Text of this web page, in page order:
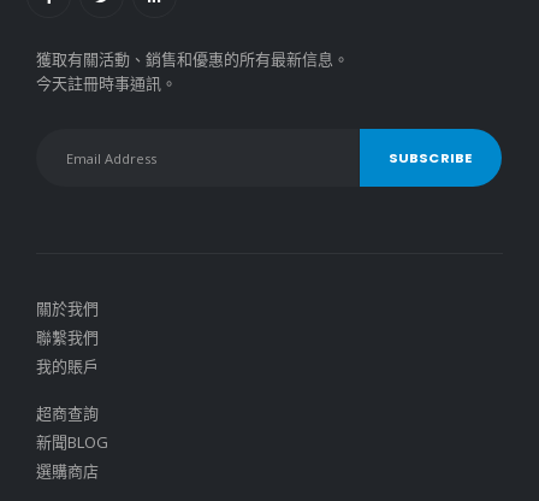
獲取有關活動、銷售和優惠的所有最新信息。
今天註冊時事通訊。
關於我們
聯繫我們
我的賬戶
超商查詢
新聞BLOG
選購商店